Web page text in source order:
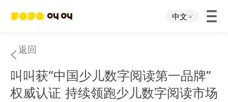
中文
首页
叫叫App
返回
叫叫获“中国少儿数字阅读第一品牌”
权威认证 持续领跑少儿数字阅读市场